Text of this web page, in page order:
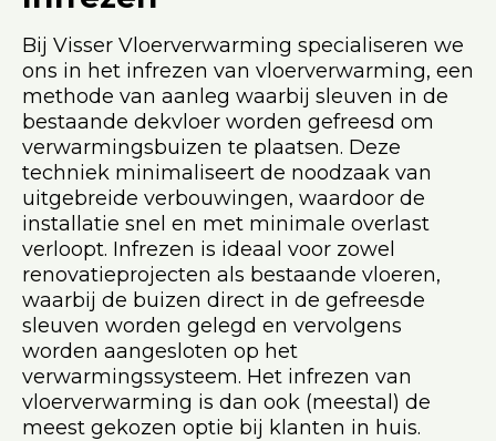
Bij Visser Vloerverwarming specialiseren we
ons in het infrezen van vloerverwarming, een
methode van aanleg waarbij sleuven in de
bestaande dekvloer worden gefreesd om
verwarmingsbuizen te plaatsen. Deze
techniek minimaliseert de noodzaak van
uitgebreide verbouwingen, waardoor de
installatie snel en met minimale overlast
verloopt. Infrezen is ideaal voor zowel
renovatieprojecten als bestaande vloeren,
waarbij de buizen direct in de gefreesde
sleuven worden gelegd en vervolgens
worden aangesloten op het
verwarmingssysteem. Het infrezen van
vloerverwarming is dan ook (meestal) de
meest gekozen optie bij klanten in huis.